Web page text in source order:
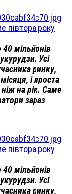
півтора року
мільйонів
Усі
ринку,
і проста
на рік. Саме
зараз
півтора року
мільйонів
Усі
ринку,